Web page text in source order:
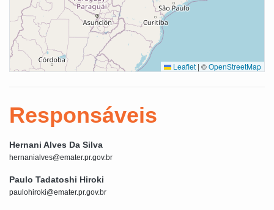
Leaflet | ©OpenStreetMap
Responsáveis
Hernani Alves Da Silva
hernanialves@emater.pr.gov.br
Paulo Tadatoshi Hiroki
paulohiroki@emater.pr.gov.br